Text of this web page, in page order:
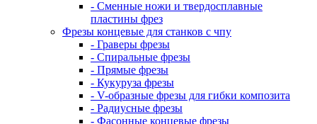
- Сменные ножи и твердосплавные
пластины фрез
Фрезы концевые для станков с чпу
- Граверы фрезы
- Спиральные фрезы
- Прямые фрезы
- Кукуруза фрезы
- V-образные фрезы для гибки композита
- Радиусные фрезы
- Фасонные концевые фрезы